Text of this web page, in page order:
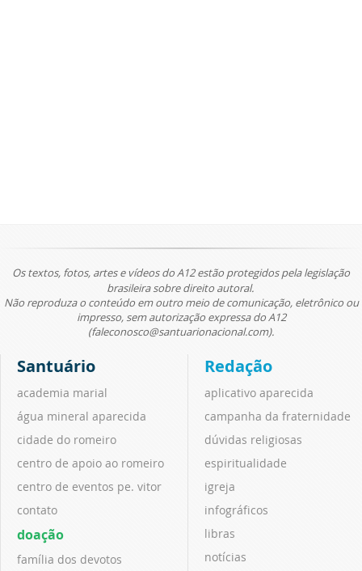
Os textos, fotos, artes e vídeos do A12 estão protegidos pela legislação
brasileira sobre direito autoral.
Não reproduza o conteúdo em outro meio de comunicação, eletrônico ou
impresso, sem autorização expressa do A12
(faleconosco@santuarionacional.com).
Santuário
academia marial
água mineral aparecida
cidade do romeiro
centro de apoio ao romeiro
centro de eventos pe. vitor
contato
doação
família dos devotos
Redação
aplicativo aparecida
campanha da fraternidade
dúvidas religiosas
espiritualidade
igreja
infográficos
libras
notícias